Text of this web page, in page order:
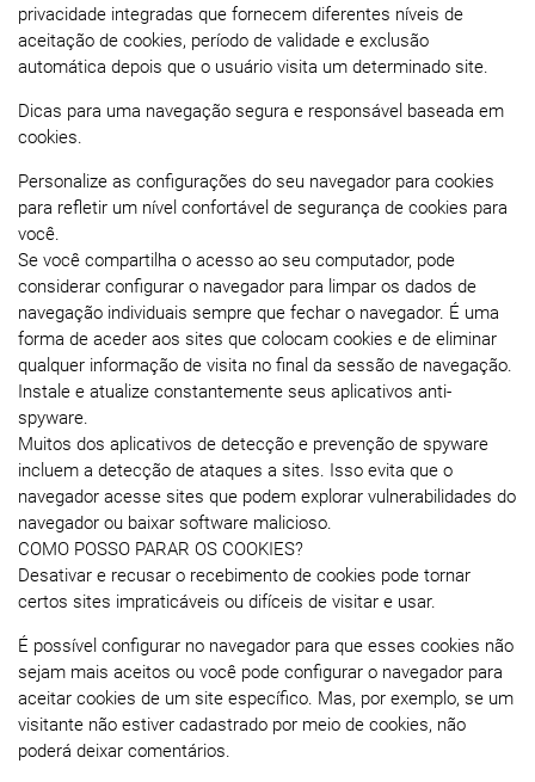
privacidade integradas que fornecem diferentes níveis de
aceitação de cookies, período de validade e exclusão
automática depois que o usuário visita um determinado site.
Dicas para uma navegação segura e responsável baseada em
cookies.
Personalize as configurações do seu navegador para cookies
para refletir um nível confortável de segurança de cookies para
você.
Se você compartilha o acesso ao seu computador, pode
considerar configurar o navegador para limpar os dados de
navegação individuais sempre que fechar o navegador. É uma
forma de aceder aos sites que colocam cookies e de eliminar
qualquer informação de visita no final da sessão de navegação.
Instale e atualize constantemente seus aplicativos anti-
spyware.
Muitos dos aplicativos de detecção e prevenção de spyware
incluem a detecção de ataques a sites. Isso evita que o
navegador acesse sites que podem explorar vulnerabilidades do
navegador ou baixar software malicioso.
COMO POSSO PARAR OS COOKIES?
Desativar e recusar o recebimento de cookies pode tornar
certos sites impraticáveis ​​ou difíceis de visitar e usar.
É possível configurar no navegador para que esses cookies não
sejam mais aceitos ou você pode configurar o navegador para
aceitar cookies de um site específico. Mas, por exemplo, se um
visitante não estiver cadastrado por meio de cookies, não
poderá deixar comentários.